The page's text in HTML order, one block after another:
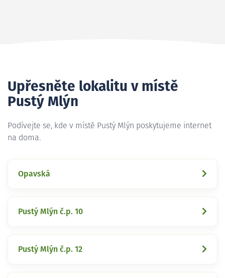
Upřesněte lokalitu v místě
Pustý Mlýn
Podívejte se, kde v místě Pustý Mlýn poskytujeme internet
na doma.
Opavská
Pustý Mlýn č.p. 10
Pustý Mlýn č.p. 12